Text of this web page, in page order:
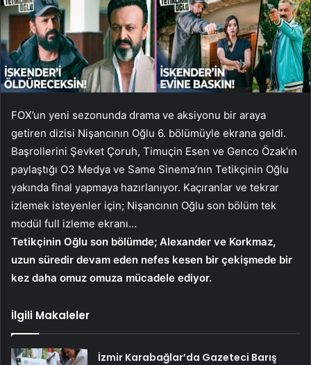
FOX’un yeni sezonunda drama ve aksiyonu bir araya
getiren dizisi Nişancının Oğlu 6. bölümüyle ekrana geldi.
Başrollerini Şevket Çoruh, Timuçin Esen ve Genco Özak’ın
paylaştığı O3 Medya ve Same Sinema’nın Tetikçinin Oğlu
yakında final yapmaya hazırlanıyor. Kaçıranlar ve tekrar
izlemek isteyenler için; Nişancının Oğlu son bölüm tek
modül full izleme ekranı…
Tetikçinin Oğlu son bölümde; Alexander ve Korkmaz,
uzun süredir devam eden nefes kesen bir çekişmede bir
kez daha omuz omuza mücadele ediyor.
İlgili Makaleler
İzmir Karabağlar’da Gazeteci Barış